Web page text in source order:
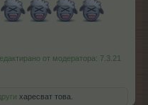
от модератора: 7.3.21
харесват това.